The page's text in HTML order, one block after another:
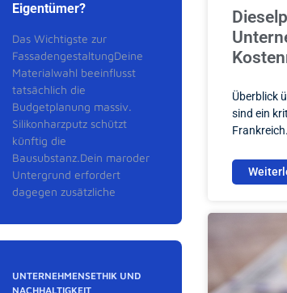
Eigentümer?
Das Wichtigste zur
FassadengestaltungDeine
Materialwahl beeinflusst
tatsächlich die
Budgetplanung massiv.
Silikonharzputz schützt
künftig die
Bausubstanz.Dein maroder
Untergrund erfordert
dagegen zusätzliche
UNTERNEHMENSETHIK UND
NACHHALTIGKEIT
Überblick
sind ein